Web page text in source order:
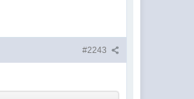
#2243